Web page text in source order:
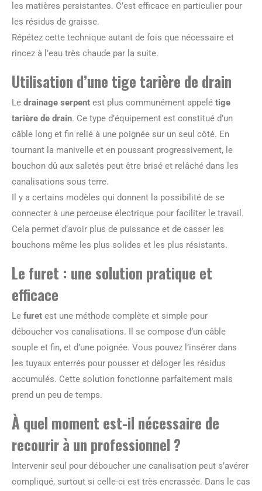
les matières persistantes. C’est efficace en particulier pour
les résidus de graisse.
Répétez cette technique autant de fois que nécessaire et
rincez à l’eau très chaude par la suite.
Utilisation d’une tige tarière de drain
Le drainage serpent est plus communément appelé tige
tarière de drain. Ce type d’équipement est constitué d’un
câble long et fin relié à une poignée sur un seul côté. En
tournant la manivelle et en poussant progressivement, le
bouchon dû aux saletés peut être brisé et relâché dans les
canalisations sous terre.
Il y a certains modèles qui donnent la possibilité de se
connecter à une perceuse électrique pour faciliter le travail.
Cela permet d’avoir plus de puissance et de casser les
bouchons même les plus solides et les plus résistants.
Le furet : une solution pratique et
efficace
Le furet est une méthode complète et simple pour
déboucher vos canalisations. Il se compose d’un câble
souple et fin, et d’une poignée. Vous pouvez l’insérer dans
les tuyaux enterrés pour pousser et déloger les résidus
accumulés. Cette solution fonctionne parfaitement mais
prend un peu de temps.
À quel moment est-il nécessaire de
recourir à un professionnel ?
Intervenir seul pour déboucher une canalisation peut s’avérer
compliqué, surtout si celle-ci est très encrassée. Dans le cas